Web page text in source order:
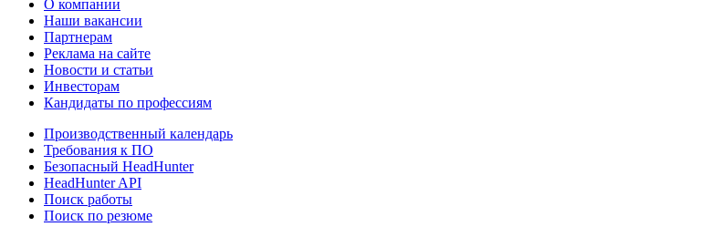
О компании
Наши вакансии
Партнерам
Реклама на сайте
Новости и статьи
Инвесторам
Кандидаты по профессиям
Производственный календарь
Требования к ПО
Безопасный HeadHunter
HeadHunter API
Поиск работы
Поиск по резюме